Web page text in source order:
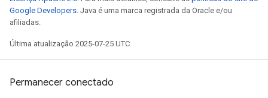
Google Developers. Java é uma marca registrada da Oracle e/ou
afiliadas.
Última atualização 2025-07-25 UTC.
Permanecer conectado